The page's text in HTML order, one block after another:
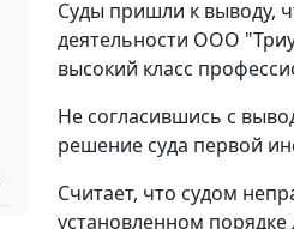
Суды пришли к выводу,
деятельности ООО
высокий класс
Не согласившись с
решение суда первой
Считает, что судом
установленном